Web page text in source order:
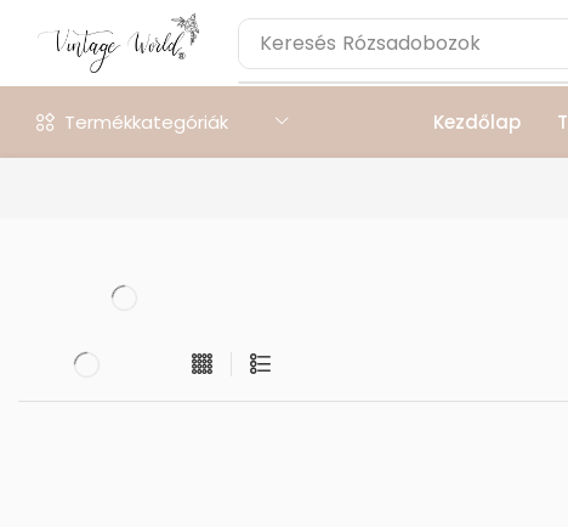
Keresés Rózsadobozok
Termékkategóriák Kezdőlap